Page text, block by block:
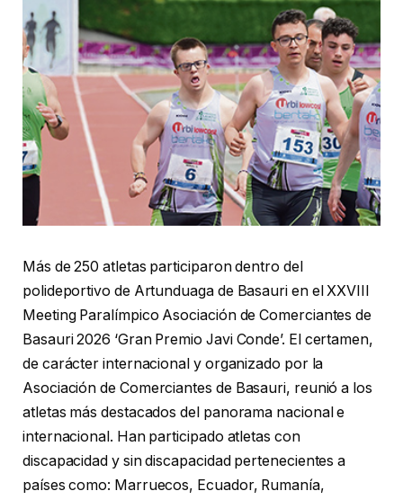
Más de 250 atletas participaron dentro del
polideportivo de Artunduaga de Basauri en el XXVIII
Meeting Paralímpico Asociación de Comerciantes de
Basauri 2026 ‘Gran Premio Javi Conde’. El certamen,
de carácter internacional y organizado por la
Asociación de Comerciantes de Basauri, reunió a los
atletas más destacados del panorama nacional e
internacional. Han participado atletas con
discapacidad y sin discapacidad pertenecientes a
países como: Marruecos, Ecuador, Rumanía,